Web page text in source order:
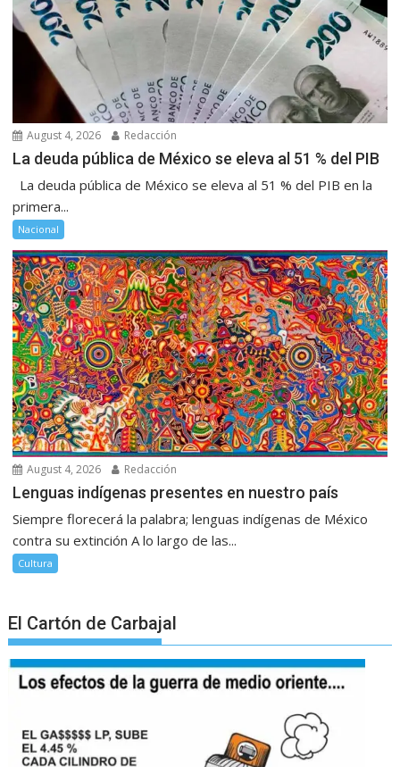
August 4, 2026 Redacción
La deuda pública de México se eleva al 51 % del PIB
La deuda pública de México se eleva al 51 % del PIB en la
primera...
Nacional
August 4, 2026 Redacción
Lenguas indígenas presentes en nuestro país
Siempre florecerá la palabra; lenguas indígenas de México
contra su extinción A lo largo de las...
Cultura
El Cartón de Carbajal